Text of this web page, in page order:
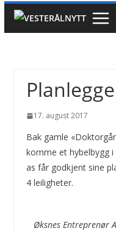
17. august 2017
Bak gamle
komme et hybelbygg
as får godkjent sine
4 leiligheter.
Øksnes Entreprenør